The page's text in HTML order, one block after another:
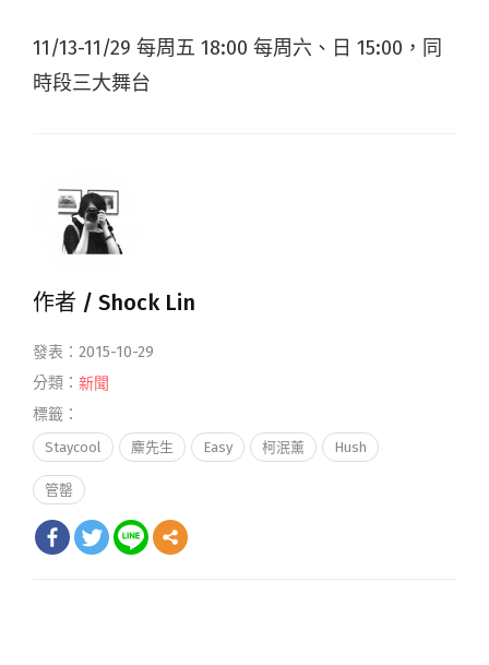
11/13-11/29 每周五 18:00 每周六、日 15:00，同
時段三大舞台
作者 / Shock Lin
發表：2015-10-29
分類： 新聞
標籤：
Staycool 麋先生 Easy 柯泯薰 Hush
管罄